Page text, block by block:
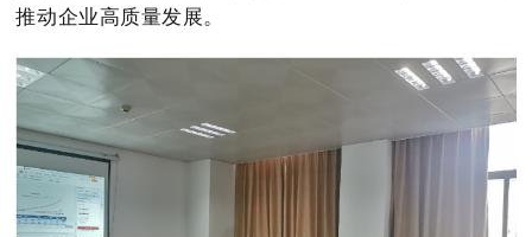
推动企业高质量发展。